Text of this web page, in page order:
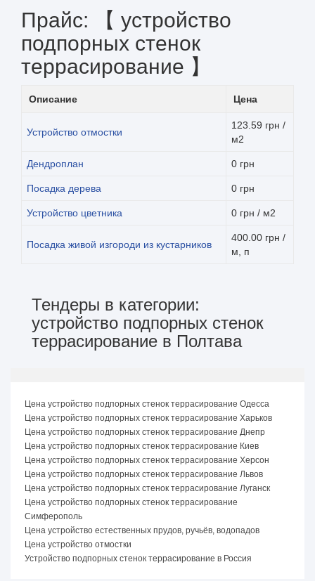
Прайс: 【 устройство
подпорных стенок
террасирование 】
Описание Цена
Устройство отмостки
123.59 грн /
м2
Дендроплан 0 грн
Посадка дерева 0 грн
Устройство цветника 0 грн / м2
Посадка живой изгороди из кустарников
400.00 грн /
м, п
Тендеры в категории:
устройство подпорных стенок
террасирование в Полтава
Цена устройство подпорных стенок террасирование Одесса
Цена устройство подпорных стенок террасирование Харьков
Цена устройство подпорных стенок террасирование Днепр
Цена устройство подпорных стенок террасирование Киев
Цена устройство подпорных стенок террасирование Херсон
Цена устройство подпорных стенок террасирование Львов
Цена устройство подпорных стенок террасирование Луганск
Цена устройство подпорных стенок террасирование
Симферополь
Цена устройство естественных прудов, ручьёв, водопадов
Цена устройство отмостки
Устройство подпорных стенок террасирование в Россия